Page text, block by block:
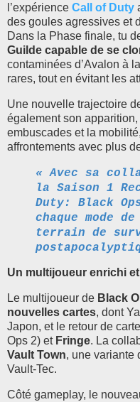
l’expérience Call of Duty
des goules agressives et
Dans la Phase finale, tu
Guilde capable de se
contaminées d’Avalon à
rares, tout en évitant les
Une nouvelle trajectoire
également son
embuscades et la
affrontements avec plus
« Avec sa
la Saison 1
Duty: Black
chaque mode
terrain de
Un multijoueur enrichi
Le multijoueur de Black
nouvelles cartes, dont
Japon, et le retour de
Ops 2) et Fringe. La
Vault Town, une variante
Vault-Tec.
Côté gameplay, le